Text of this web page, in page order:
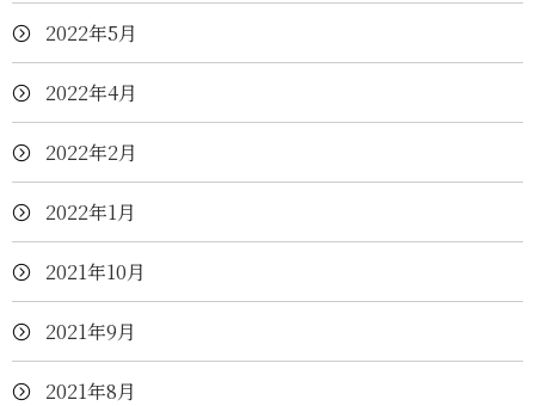
2022年5月
2022年4月
2022年2月
2022年1月
2021年10月
2021年9月
2021年8月